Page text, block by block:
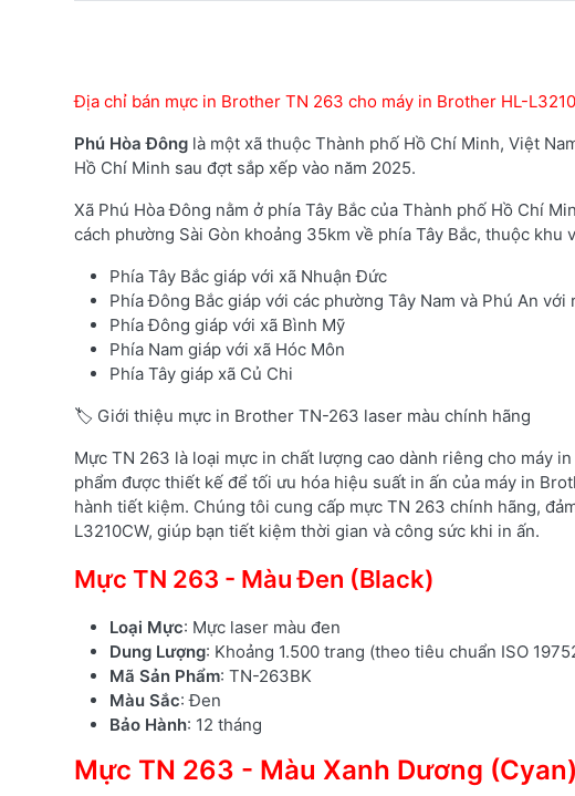
Địa chỉ bán mực in Brother TN 263 cho máy in Brother HL-
Phú Hòa Đông là một xã thuộc Thành phố Hồ Chí Minh, Việt
Hồ Chí Minh sau đợt sắp xếp vào năm 2025.
Xã Phú Hòa Đông nằm ở phía Tây Bắc của Thành phố Hồ Chí
cách phường Sài Gòn khoảng 35km về phía Tây Bắc, thuộc khu
Phía Tây Bắc giáp với xã Nhuận Đức
Phía Đông Bắc giáp với các phường Tây Nam và Phú An với
Phía Đông giáp với xã Bình Mỹ
Phía Nam giáp với xã Hóc Môn
Phía Tây giáp xã Củ Chi
🏷️ Giới thiệu mực in Brother TN-263 laser màu chính hãng
Mực TN 263 là loại mực in chất lượng cao dành riêng cho máy
phẩm được thiết kế để tối ưu hóa hiệu suất in ấn của máy in
hành tiết kiệm. Chúng tôi cung cấp mực TN 263 chính hãng,
L3210CW, giúp bạn tiết kiệm thời gian và công sức khi in ấn.
Mực TN 263 - Màu Đen (Black)
Loại Mực: Mực laser màu đen
Dung Lượng: Khoảng 1.500 trang (theo tiêu chuẩn ISO
Mã Sản Phẩm: TN-263BK
Màu Sắc: Đen
Bảo Hành: 12 tháng
Mực TN 263 - Màu Xanh Dương (Cyan)